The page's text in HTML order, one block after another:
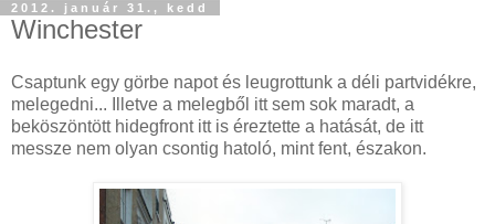
2012. január 31., kedd
Winchester
Csaptunk egy görbe napot és leugrottunk a déli partvidékre,
melegedni... Illetve a melegből itt sem sok maradt, a
beköszöntött hidegfront itt is éreztette a hatását, de itt
messze nem olyan csontig hatoló, mint fent, északon.